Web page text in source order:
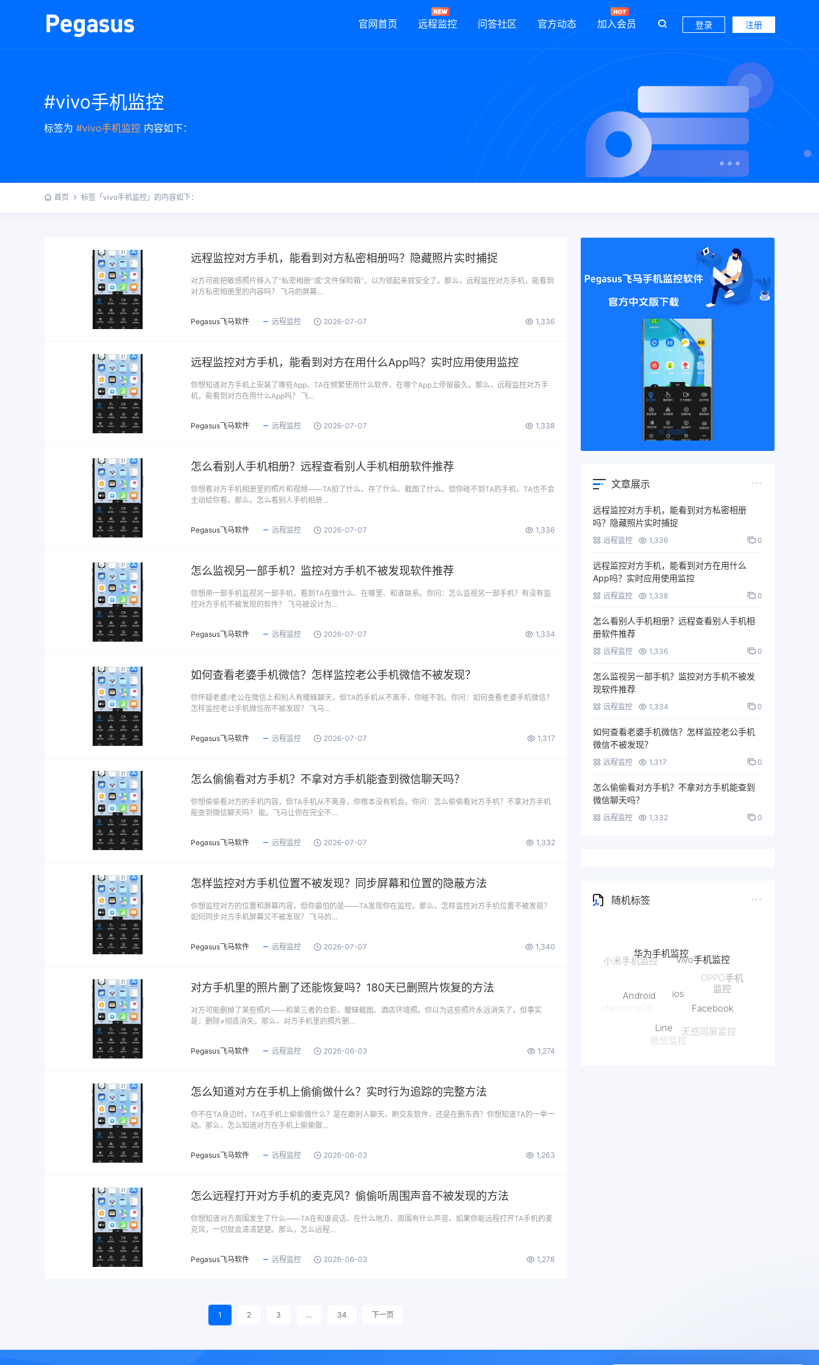
官网首页 远程监控 问答社区 官方动态 加入会员 登录 注册
#vivo手机监控
标签为 #vivo手机监控 内容如下：
首页 标签「vivo手机监控」的内容如下：
远程监控对方手机，能看到对方私密相册吗？隐藏照片实时捕捉
对方可能把敏感照片移入了“私密相册”或“文件保险箱”，以为锁起来就安全了。那么，远程监控对方手机，能看到
对方私密相册里的内容吗？ 飞马的屏幕…
Pegasus飞马软件 远程监控 2026-07-07 1,336
远程监控对方手机，能看到对方在用什么App吗？实时应用使用监控
你想知道对方手机上安装了哪些App、TA在频繁使用什么软件、在哪个App上停留最久。那么，远程监控对方手
机，能看到对方在用什么App吗？ 飞…
Pegasus飞马软件 远程监控 2026-07-07 1,338
怎么看别人手机相册？远程查看别人手机相册软件推荐
你想看对方手机相册里的照片和视频——TA拍了什么、存了什么、截图了什么。但你碰不到TA的手机，TA也不会
主动给你看。那么，怎么看别人手机相册…
Pegasus飞马软件 远程监控 2026-07-07 1,336
怎么监视另一部手机？监控对方手机不被发现软件推荐
你想用一部手机监视另一部手机，看到TA在做什么、在哪里、和谁联系。你问：怎么监视另一部手机？有没有监
控对方手机不被发现的软件？ 飞马被设计为…
Pegasus飞马软件 远程监控 2026-07-07 1,334
如何查看老婆手机微信？怎样监控老公手机微信不被发现？
你怀疑老婆/老公在微信上和别人有暧昧聊天，但TA的手机从不离手，你碰不到。你问：如何查看老婆手机微信？
怎样监控老公手机微信而不被发现？ 飞马…
Pegasus飞马软件 远程监控 2026-07-07 1,317
怎么偷偷看对方手机？不拿对方手机能查到微信聊天吗？
你想偷偷看对方的手机内容，但TA手机从不离身，你根本没有机会。你问：怎么偷偷看对方手机？不拿对方手机
能查到微信聊天吗？ 能。飞马让你在完全不…
Pegasus飞马软件 远程监控 2026-07-07 1,332
怎样监控对方手机位置不被发现？同步屏幕和位置的隐蔽方法
你想监控对方的位置和屏幕内容，但你最怕的是——TA发现你在监控。那么，怎样监控对方手机位置不被发现？
如何同步对方手机屏幕又不被发现？ 飞马的…
Pegasus飞马软件 远程监控 2026-07-07 1,340
对方手机里的照片删了还能恢复吗？180天已删照片恢复的方法
对方可能删掉了某些照片——和第三者的合影、暧昧截图、酒店环境照。你以为这些照片永远消失了，但事实
是：删除≠彻底消失。那么，对方手机里的照片删…
Pegasus飞马软件 远程监控 2026-06-03 1,274
怎么知道对方在手机上偷偷做什么？实时行为追踪的完整方法
你不在TA身边时，TA在手机上偷偷做什么？是在跟别人聊天、刷交友软件、还是在删东西？你想知道TA的一举一
动。那么，怎么知道对方在手机上偷偷做…
Pegasus飞马软件 远程监控 2026-06-03 1,263
怎么远程打开对方手机的麦克风？偷偷听周围声音不被发现的方法
你想知道对方周围发生了什么——TA在和谁说话、在什么地方、周围有什么声音。如果你能远程打开TA手机的麦
克风，一切就会清清楚楚。那么，怎么远程…
Pegasus飞马软件 远程监控 2026-06-03 1,278
1 2 3 … 34 下一页
文章展示
远程监控对方手机，能看到对方私密相册
吗？隐藏照片实时捕捉
远程监控 1,336 0
远程监控对方手机，能看到对方在用什么
App吗？实时应用使用监控
远程监控 1,338 0
怎么看别人手机相册？远程查看别人手机相
册软件推荐
远程监控 1,336 0
怎么监视另一部手机？监控对方手机不被发
现软件推荐
远程监控 1,334 0
如何查看老婆手机微信？怎样监控老公手机
微信不被发现？
远程监控 1,317 0
怎么偷偷看对方手机？不拿对方手机能查到
微信聊天吗？
远程监控 1,332 0
随机标签
vivo手机监控
OPPO手机
监控
Facebook
无感同屏监控
微信监控